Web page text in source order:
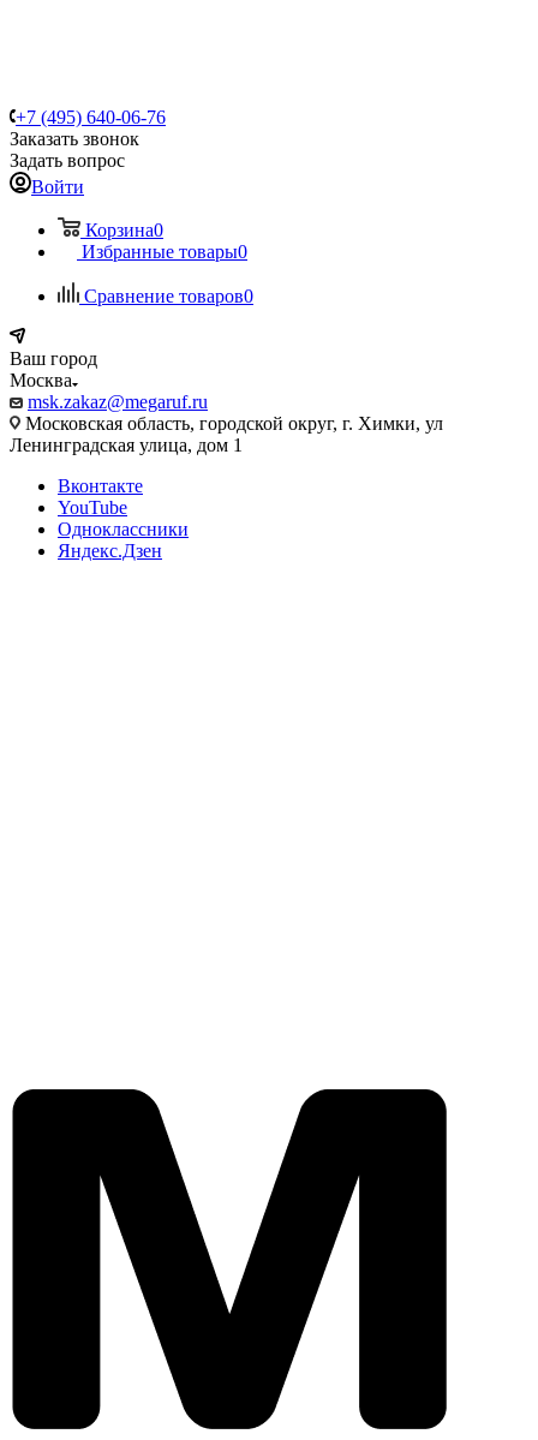
+7 (495) 640-06-76
Заказать звонок
Задать вопрос
Войти
Корзина0
Избранные товары0
Сравнение товаров0
Ваш город
Москва
msk.zakaz@megaruf.ru
Московская область, городской округ, г. Химки, ул
Ленинградская улица, дом 1
Вконтакте
YouTube
Одноклассники
Яндекс.Дзен